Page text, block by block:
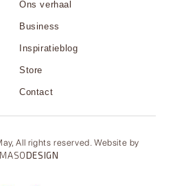
Ons verhaal
Business
Inspiratieblog
Store
Contact
All rights reserved. Website by
DESIGN